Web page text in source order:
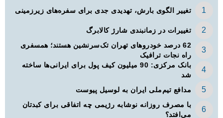
تغییر الگوی بارش، تهدیدی جدی برای سفره‌های زیرزمینی
تغییرات در زمانبندی‌ شارژ کالابرگ
62 درصد خودروهای تهران تک‌سرنشین‌ هستند؛ همسفری
راه نجات ترافیک
بانک مرکزی: 90 میلیون کیف پول برای ایرانی‌ها ساخته
شد
مدافع تیم‌ملی ایران به لوسیل پیوست
با مصرف روزانه نوشابه رژیمی چه اتفاقی برای کبدتان
می‌افتد؟